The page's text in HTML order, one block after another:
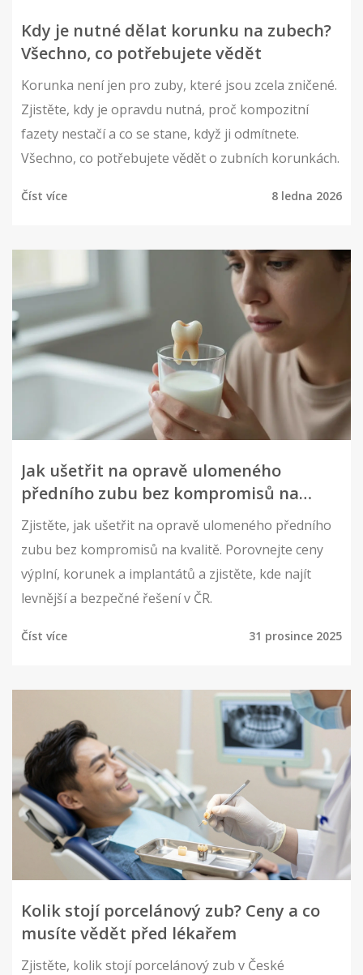
Kdy je nutné dělat korunku na zubech?
Všechno, co potřebujete vědět
Korunka není jen pro zuby, které jsou zcela zničené.
Zjistěte, kdy je opravdu nutná, proč kompozitní
fazety nestačí a co se stane, když ji odmítnete.
Všechno, co potřebujete vědět o zubních korunkách.
Číst více 8 ledna 2026
Jak ušetřit na opravě ulomeného
předního zubu bez kompromisů na
kvalitě
Zjistěte, jak ušetřit na opravě ulomeného předního
zubu bez kompromisů na kvalitě. Porovnejte ceny
výplní, korunek a implantátů a zjistěte, kde najít
levnější a bezpečné řešení v ČR.
Číst více 31 prosince 2025
Kolik stojí porcelánový zub? Ceny a co
musíte vědět před lékařem
Zjistěte, kolik stojí porcelánový zub v České